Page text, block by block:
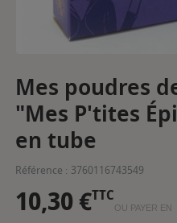
Mes poudres
"Mes P'tites
en tube
Référence : 3760116743549
10,30 €TTC
OU PAYER EN